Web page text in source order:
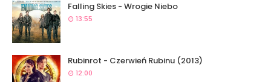
Falling Skies - Wrogie Niebo
13:55
Rubinrot - Czerwień Rubinu (2013)
12:00